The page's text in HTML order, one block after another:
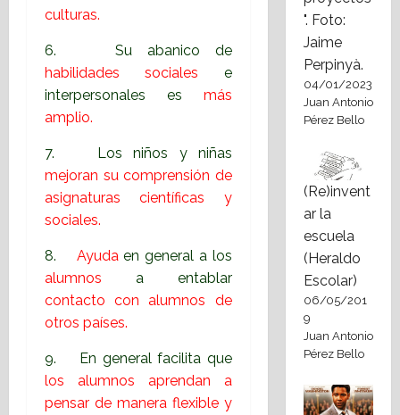
culturas.
6. Su abanico de
habilidades sociales e
interpersonales es más
amplio.
7. Los niños y niñas
mejoran su comprensión de
asignaturas científicas y
sociales.
8. Ayuda en general a los
alumnos a entablar
contacto con alumnos de
otros países.
9. En general facilita que
los alumnos aprendan a
pensar de manera flexible y
". Foto:
Jaime
Perpinyà.
04/01/2023
Juan Antonio
Pérez Bello
(Re)invent
ar la
escuela
(Heraldo
Escolar)
06/05/201
9
Juan Antonio
Pérez Bello